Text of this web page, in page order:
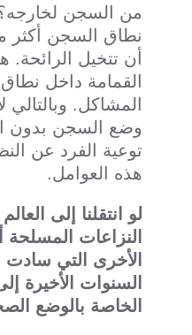
من السجن
نطاق السجن أكثر
أن تتخيل
القمامة داخل
المشاكل.
وضع السجن بدون
توعية الفرد عن
هذه العوامل.
لو انتقلنا إلى
النزاعات
الأخرى التي
السنوات الأخيرة
الخاصة بالوضع